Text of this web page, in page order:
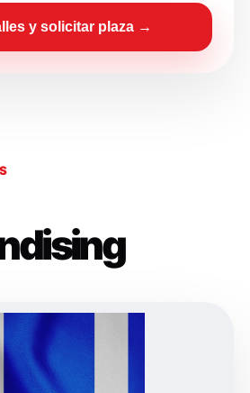
y solicitar plaza →